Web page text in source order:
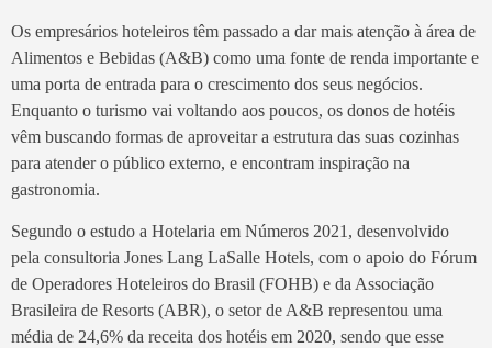
Os empresários hoteleiros têm passado a dar mais atenção à área de
Alimentos e Bebidas (A&B) como uma fonte de renda importante e
uma porta de entrada para o crescimento dos seus negócios.
Enquanto o turismo vai voltando aos poucos, os donos de hotéis
vêm buscando formas de aproveitar a estrutura das suas cozinhas
para atender o público externo, e encontram inspiração na
gastronomia.
Segundo o estudo a Hotelaria em Números 2021, desenvolvido
pela consultoria Jones Lang LaSalle Hotels, com o apoio do Fórum
de Operadores Hoteleiros do Brasil (FOHB) e da Associação
Brasileira de Resorts (ABR), o setor de A&B representou uma
média de 24,6% da receita dos hotéis em 2020, sendo que esse